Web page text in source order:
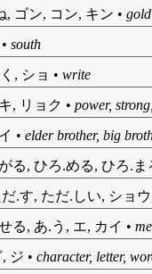
, ゴン, コン, キン • gold
• south
, ショ • write
, リョク • power,
• elder brother, big
る, ひろ.める, ひろ.
.す, ただ.しい, ショ
る, あ.う, エ, カイ •
ジ • character, letter,